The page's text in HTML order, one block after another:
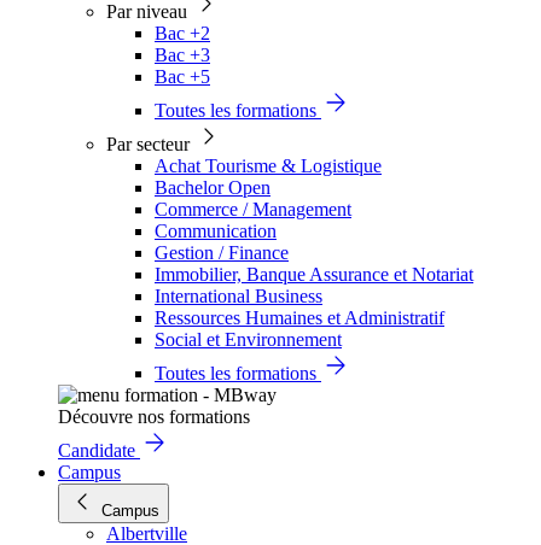
Par niveau
Bac +2
Bac +3
Bac +5
Toutes les formations
Par secteur
Achat Tourisme & Logistique
Bachelor Open
Commerce / Management
Communication
Gestion / Finance
Immobilier, Banque Assurance et Notariat
International Business
Ressources Humaines et Administratif
Social et Environnement
Toutes les formations
Découvre nos formations
Candidate
Campus
Campus
Albertville